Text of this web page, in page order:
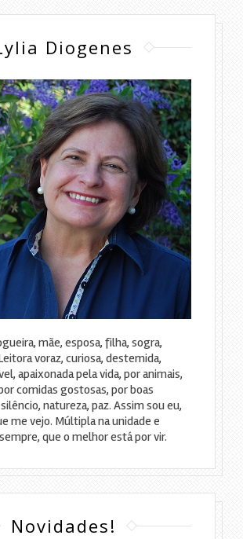
Diogenes
mãe, esposa, filha, sogra,
voraz, curiosa, destemida,
apaixonada pela vida, por animais,
comidas gostosas, por boas
natureza, paz. Assim sou eu,
me vejo. Múltipla na unidade e
que o melhor está por vir.
Novidades!